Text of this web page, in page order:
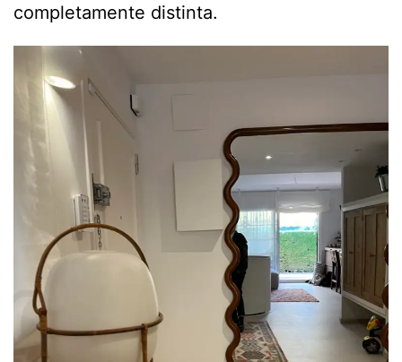
completamente distinta.